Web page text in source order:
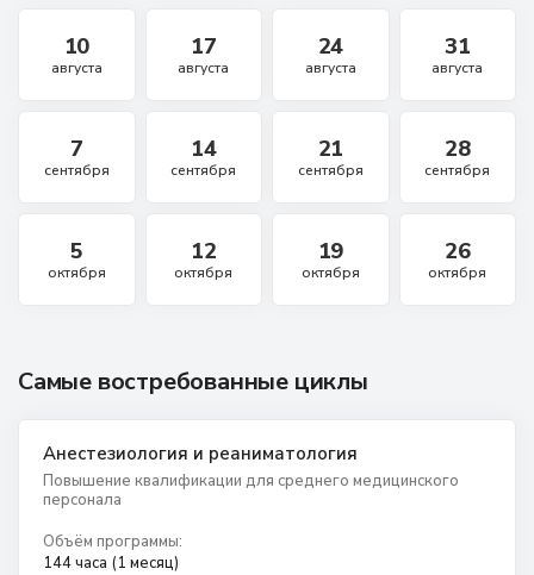
10
августа
17
августа
24
августа
31
августа
7
сентября
14
сентября
21
сентября
28
сентября
5
октября
12
октября
19
октября
26
октября
Самые востребованные циклы
Анестезиология и реаниматология
Повышение квалификации для среднего медицинского
персонала
Объём программы:
144 часа (1 месяц)